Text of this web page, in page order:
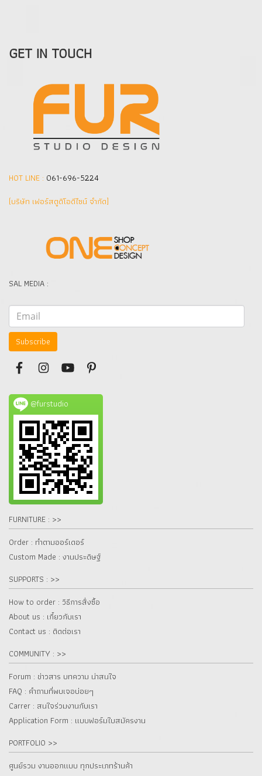
GET IN TOUCH
HOT LINE : 061-696-5224
(บริษัท เฟอร์สตูดิโอดีไซน์ จำกัด]
SAL MEDIA :
Subscribe
@furstudio
FURNITURE : >>
Order : ทำตามออร์เดอร์
Custom Made : งานประดิษฐ์
SUPPORTS : >>
How to order : วิธีการสั่งซื้อ
About us : เกี๋ยวกับเรา
Contact us : ติดต่อเรา
COMMUNITY : >>
Forum : ข่าวสาร บทความ น่าสนใจ
FAQ : คำถามที่พบเจอบ่อยๆ
Carrer : สนใจร่วมงานกับเรา
Application Form : แบบฟอร์มใบสมัครงาน
PORTFOLIO >>
ศูนย์รวม งานออกแบบ ทุกประเภทร้านค้า